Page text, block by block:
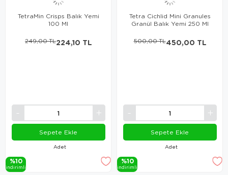
TetraMin Crisps Balık Yemi
100 Ml
Adet
224,10 TL
249,00 TL
Sepete Ekle
%10
i̇ndi̇ri̇mli̇
Tetra Cichlid Mini Granules
Granül Balık Yemi 250 Ml
Adet
450,00 TL
500,00 TL
Sepete Ekle
%10
i̇ndi̇ri̇mli̇